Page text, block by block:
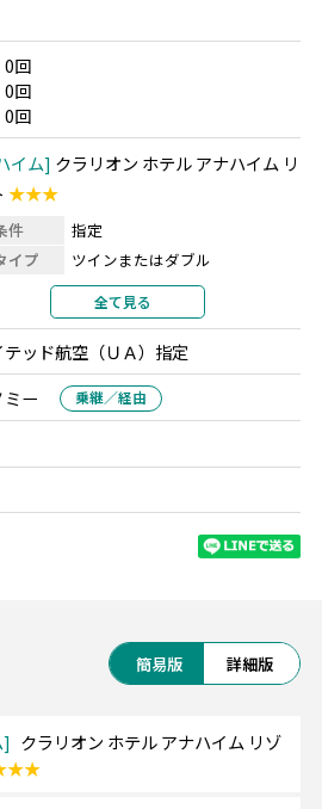
ト料金は日程により異なります。
。
0回
0回
0回
イム クラリオン ホテル アナハイム リ
★★★
件
指定
イプ
ツインまたはダブル
2名1室利用
テゴリ
全て見る
テッド航空（ＵＡ）指定
ー 乗継／経由
簡易版 詳細版
クラリオン ホテル アナハイム リゾ